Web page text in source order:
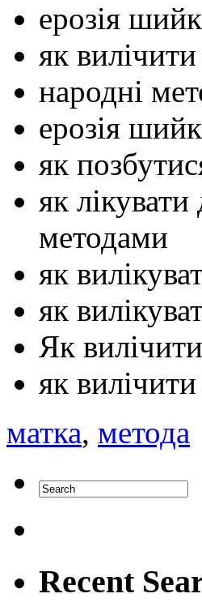
ерозія
як
народні
ерозія
як
як
методами
як
як
Як
як
матка, метода
Recent